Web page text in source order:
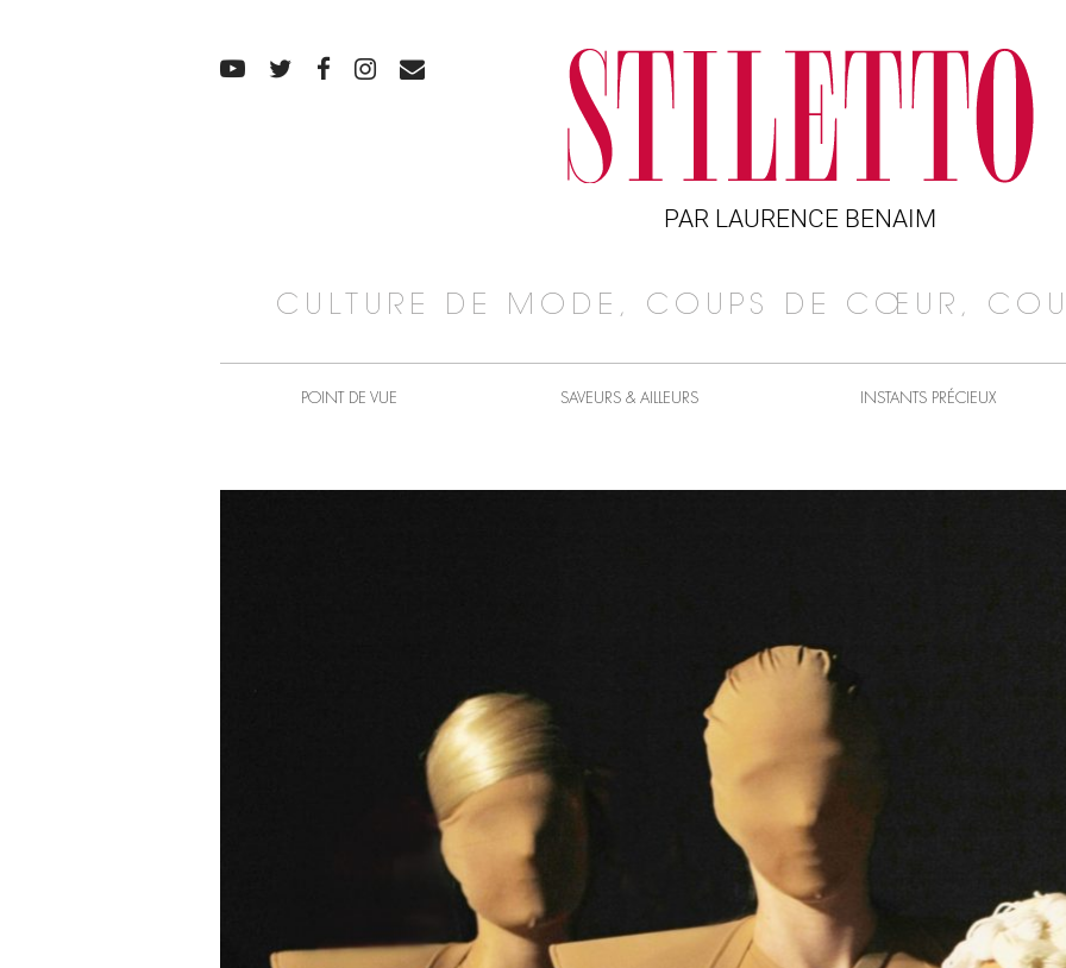
PAR LAURENCE BENAIM
CULTURE DE MODE, COUPS DE CŒUR,
POINT DE VUE SAVEURS & AILLEURS INSTANTS PRÉCIEUX